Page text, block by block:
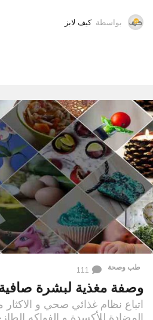
بواسطة كيف لابز
طب وصحة 111
وصفة مغذية لبشرة
اتباع نظام غذائي صحي و
المضادة للأكسدة و الفواكه